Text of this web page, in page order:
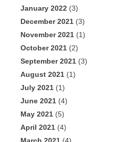
January 2022 (3)
December 2021 (3)
November 2021 (1)
October 2021 (2)
September 2021 (3)
August 2021 (1)
July 2021 (1)
June 2021 (4)
May 2021 (5)
April 2021 (4)